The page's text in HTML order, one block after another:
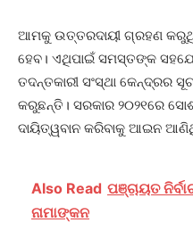
ଆମକୁ ଉତ୍ତରଦାୟୀ ଗ୍ରହଣ
ହେବ। ଏଥିପାଇଁ ସମସ୍ତଙ୍କ
ତଦନ୍ତକାରୀ ସଂସ୍ଥା କେନ୍ଦ୍ରର
କରୁଛନ୍ତି। ସରକାର ୨୦୨୧ରେ
ଦାୟିତ୍ୱବାନ କରିବାକୁ ଆଇନ
Also Read ପଞ୍ଚାୟତ
ନାମାଙ୍କନ